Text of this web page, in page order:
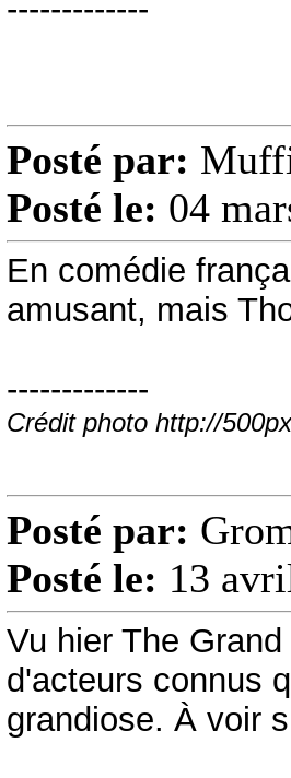
-------------
Posté par:
Posté le: 04
En comédie
amusant, mais
-------------
Crédit photo http://
Posté par:
Posté le: 13
Vu hier The
d'acteurs connus
grandiose. À voir